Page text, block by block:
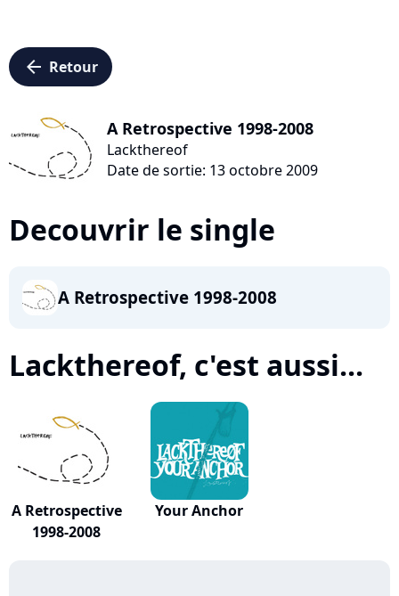
arrow_left Retour
A Retrospective 1998-2008
Lackthereof
Date de sortie: 13 octobre 2009
Decouvrir le single
A Retrospective 1998-2008
Lackthereof, c'est aussi...
A Retrospective
1998-2008
Your Anchor